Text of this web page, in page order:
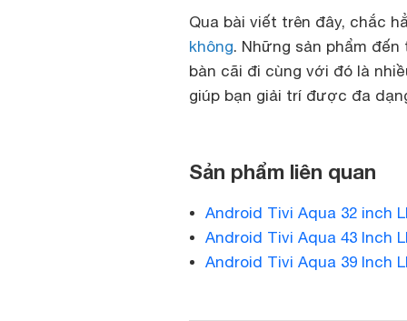
Qua bài viết trên đây, chắc
không. Những sản phẩm
bàn cãi đi cùng với đó là
giúp bạn giải trí được đa
Sản phẩm liên quan
Android Tivi Aqua 32 inch
Android Tivi Aqua 43 Inch
Android Tivi Aqua 39 Inch